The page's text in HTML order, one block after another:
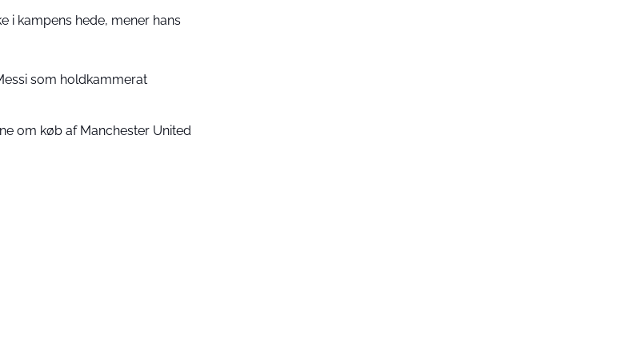
i kampens hede, mener hans
som holdkammerat
om køb af Manchester United